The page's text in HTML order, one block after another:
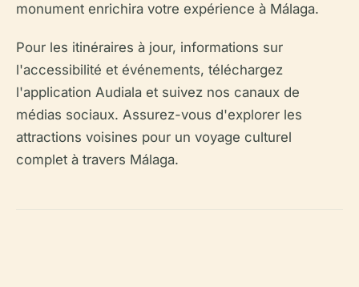
monument enrichira votre expérience à Málaga.
Pour les itinéraires à jour, informations sur
l'accessibilité et événements, téléchargez
l'application Audiala et suivez nos canaux de
médias sociaux. Assurez-vous d'explorer les
attractions voisines pour un voyage culturel
complet à travers Málaga.